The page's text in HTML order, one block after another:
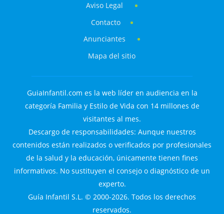
Aviso Legal
Contacto
Anunciantes
Mapa del sitio
GuiaInfantil.com es la web líder en audiencia en la
categoría Familia y Estilo de Vida con 14 millones de
visitantes al mes.
Descargo de responsabilidades: Aunque nuestros
contenidos están realizados o verificados por profesionales
de la salud y la educación, únicamente tienen fines
informativos. No sustituyen el consejo o diagnóstico de un
experto.
Guía Infantil S.L. © 2000-2026. Todos los derechos
reservados.